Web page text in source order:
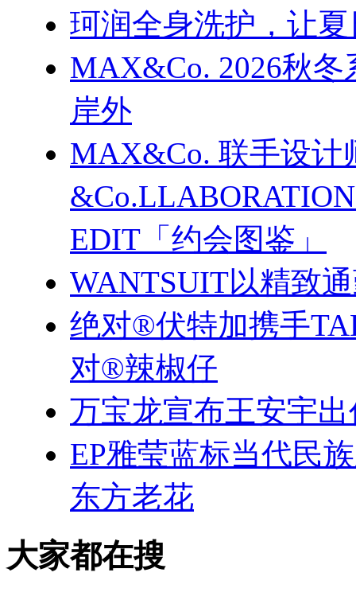
珂润全身洗护，让
MAX&Co. 2026秋
岸外
MAX&Co. 联手设计
EDIT「约会图鉴」
WANTSUIT以精致
绝对®伏特加携手
对®辣椒仔
万宝龙宣布王安宇
EP雅莹蓝标当代民
东方老花
大家都在搜